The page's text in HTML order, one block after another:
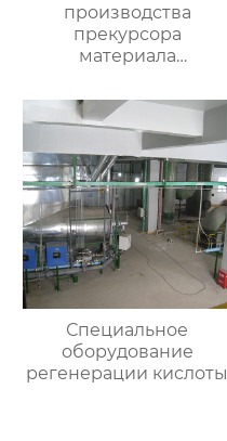
производства
прекурсора
материала
Специальное
оборудование
регенерации кислоты